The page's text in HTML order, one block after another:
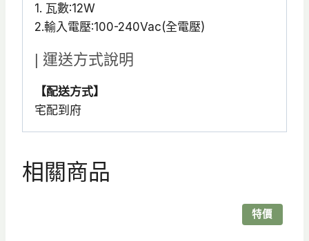
1. 瓦數:12W
2.輸入電壓:100-240Vac(全電壓)
| 運送方式說明
【配送方式】
宅配到府
相關商品
特價